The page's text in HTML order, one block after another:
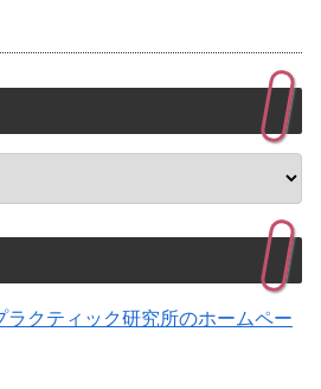
ラクティック研究所のホームペー